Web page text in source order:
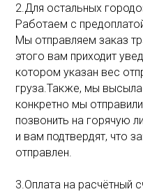
2.Для остальных
Работаем с
Мы отправляем заказ
этого вам приходит
котором указан вес
груза.Также, мы
конкретно мы
позвонить на горячую
и вам подтвердят, что
отправлен.
3.Оплата на расчётный